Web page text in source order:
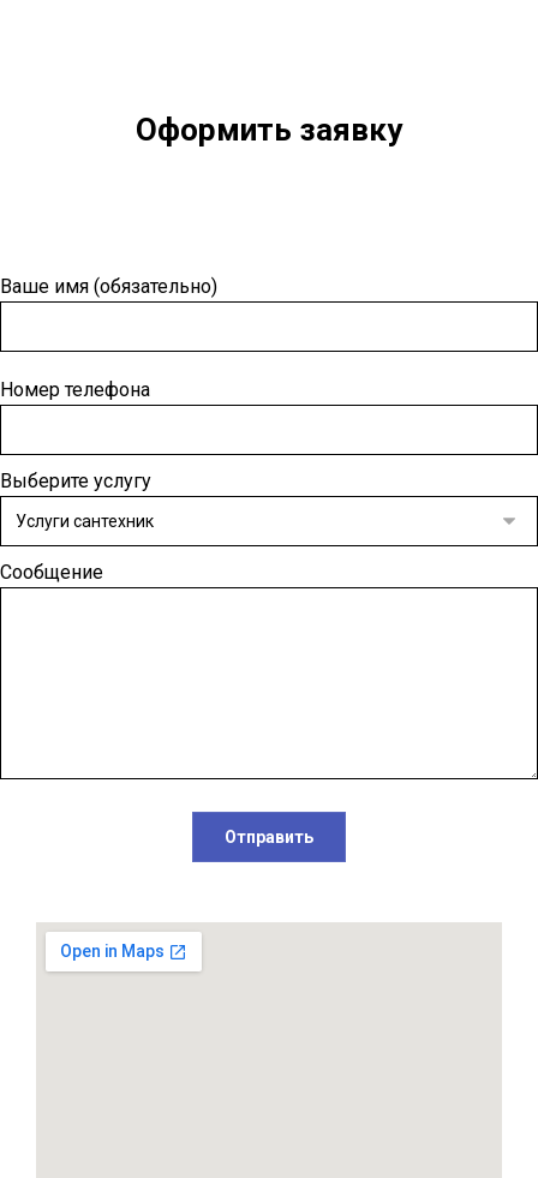
Оформить заявку
Ваше имя (обязательно)
Номер телефона
Выберите услугу
Сообщение
Отправить